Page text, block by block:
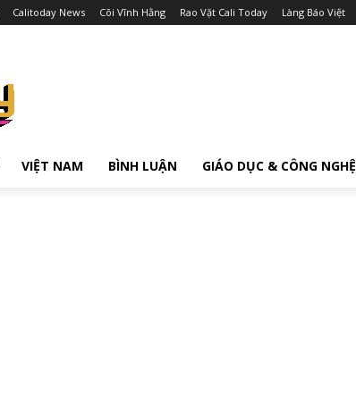
Calitoday News Cõi Vĩnh Hằng Rao Vặt Cali Today Làng Báo Việt
VIỆT NAM BÌNH LUẬN GIÁO DỤC & CÔNG NGHỆ